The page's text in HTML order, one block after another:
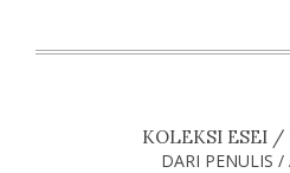
KOLEKSI ESEI /
DARI PENULIS /